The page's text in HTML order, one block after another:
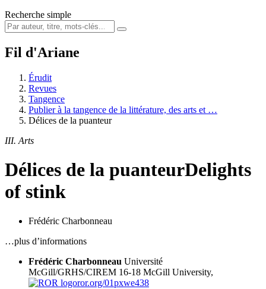
Recherche simple
Fil d'Ariane
Érudit
Revues
Tangence
Publier à la tangence de la littérature, des arts et …
Délices de la puanteur
III. Arts
Délices de la puanteurDelights
of stink
Frédéric Charbonneau
…plus d’informations
Frédéric Charbonneau Université
McGill/GRHS/CIREM 16-18 McGill University,
ror.org/01pxwe438